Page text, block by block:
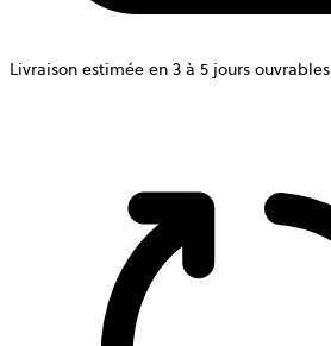
Livraison estimée en 3 à 5 jours ouvrables